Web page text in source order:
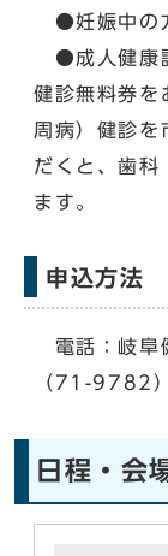
●妊娠中の
●成人健康
健診無料券を
周病）健診を
だくと、歯科
ます。
申込方法
電話：岐阜
（71-9782
日程・会